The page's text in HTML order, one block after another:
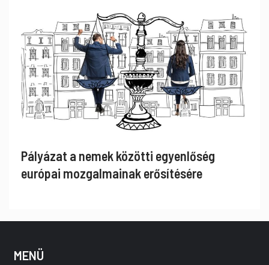
Pályázat a nemek közötti egyenlőség
európai mozgalmainak erősítésére
MENÜ